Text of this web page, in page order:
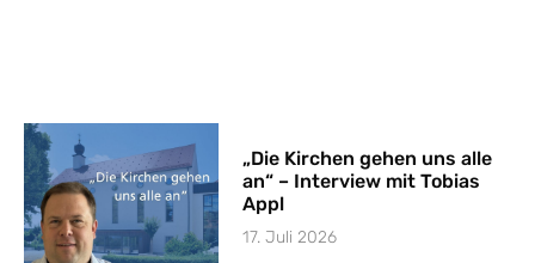
„Die Kirchen gehen uns alle
an“ – Interview mit Tobias
Appl
17. Juli 2026